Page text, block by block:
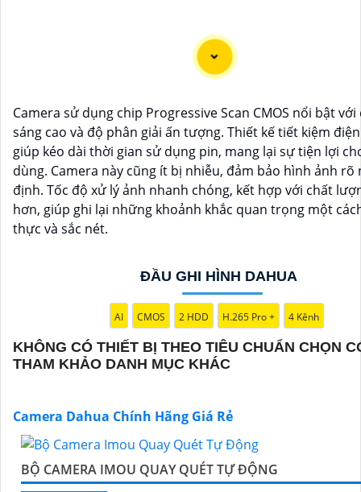
Dạ chắc chắn, đây là tư vấn của tôi về Camera Dahua
1:Camera Dahua là một thương hiệu nổi tiếng về sản
ninh và giám sát.⚒2: Để Hoàn toàn tin cậy mua Camera
chính hãng, bạn nên mua từ các cửa hàng uy tín hoặc
chính thức của Dahua.☄️3:Mức giá của Camera Dahua
thay đổi tùy vào model và chức năng của camera. Bạn
hiểu kỹ trước khi đầu tư.🎖️4:Chất lượng của Camera
đánh giá cao với độ phân giải cao, tính năng thông minh
tham khảo trên các website thương mại điện tử hoặc tại
Hy vọng rằng những thông tin trên sẽ giúp bạn chọn lựa
Camera Dahua chính hãng, giá rẻ và chất lượng. Nếu
câu hỏi hoặc cần tư vấn thêm, đừng ngần ngại để lại
công trình biết.
Camera sử dụng chip Progressive Scan CMOS nổi bật
sáng cao và độ phân giải ấn tượng. Thiết kế tiết kiệm
giúp kéo dài thời gian sử dụng pin, mang lại sự tiện lợi
dùng. Camera này cũng ít bị nhiễu, đảm bảo hình ảnh rõ
định. Tốc độ xử lý ảnh nhanh chóng, kết hợp với chất
hơn, giúp ghi lại những khoảnh khắc quan trọng một
thực và sắc nét.
ĐẦU GHI HÌNH DAHUA
AI CMOS 2 HDD H.265 Pro + 4 Kênh
KHÔNG CÓ THIẾT BỊ THEO TIÊU CHUẨN CHỌN
THAM KHẢO DANH MỤC KHÁC
Camera Dahua Chính Hãng Giá Rẻ
BỘ CAMERA IMOU QUAY QUÉT TỰ ĐỘNG